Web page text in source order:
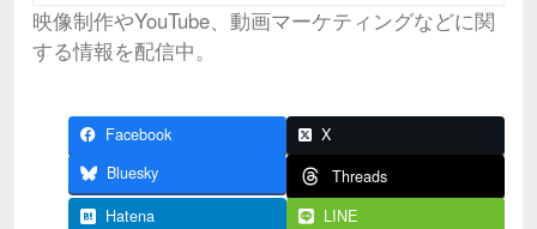
映像制作やYouTube、動画マーケティングなどに関
する情報を配信中。
Facebook
X
Bluesky
Threads
Hatena
LINE